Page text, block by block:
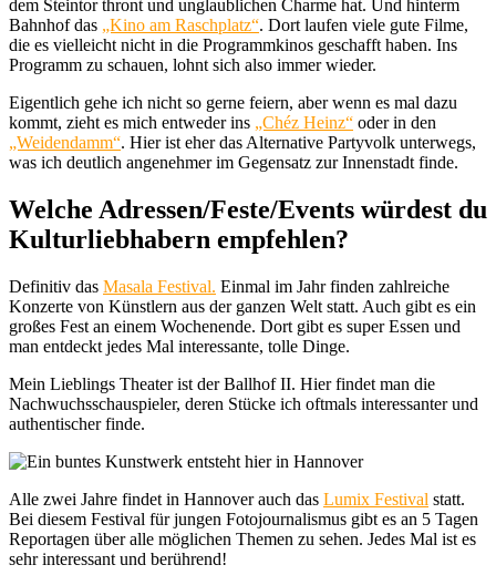
dem Steintor thront und unglaublichen Charme hat. Und hinterm
Bahnhof das „Kino am Raschplatz“. Dort laufen viele gute Filme,
die es vielleicht nicht in die Programmkinos geschafft haben. Ins
Programm zu schauen, lohnt sich also immer wieder.
Eigentlich gehe ich nicht so gerne feiern, aber wenn es mal dazu
kommt, zieht es mich entweder ins „Chéz Heinz“ oder in den
„Weidendamm“. Hier ist eher das Alternative Partyvolk unterwegs,
was ich deutlich angenehmer im Gegensatz zur Innenstadt finde.
Welche Adressen/Feste/Events würdest du
Kulturliebhabern empfehlen?
Definitiv das Masala Festival. Einmal im Jahr finden zahlreiche
Konzerte von Künstlern aus der ganzen Welt statt. Auch gibt es ein
großes Fest an einem Wochenende. Dort gibt es super Essen und
man entdeckt jedes Mal interessante, tolle Dinge.
Mein Lieblings Theater ist der Ballhof II. Hier findet man die
Nachwuchsschauspieler, deren Stücke ich oftmals interessanter und
authentischer finde.
Alle zwei Jahre findet in Hannover auch das Lumix Festival statt.
Bei diesem Festival für jungen Fotojournalismus gibt es an 5 Tagen
Reportagen über alle möglichen Themen zu sehen. Jedes Mal ist es
sehr interessant und berührend!